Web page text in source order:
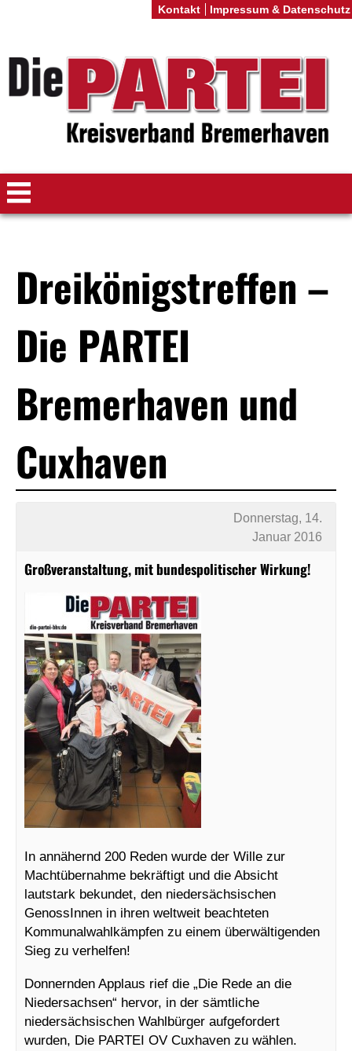
Dreikönigstreffen –
Die PARTEI
Bremerhaven und
Cuxhaven
Donnerstag, 14.
Januar 2016
Großveranstaltung, mit bundespolitischer Wirkung!
In annähernd 200 Reden wurde der Wille zur
Machtübernahme bekräftigt und die Absicht
lautstark bekundet, den niedersächsischen
GenossInnen in ihren weltweit beachteten
Kommunalwahlkämpfen zu einem überwältigenden
Sieg zu verhelfen!
Donnernden Applaus rief die „Die Rede an die
Niedersachsen“ hervor, in der sämtliche
niedersächsischen Wahlbürger aufgefordert
wurden, Die PARTEI OV Cuxhaven zu wählen.
Kontakt Impressum & Datenschutz